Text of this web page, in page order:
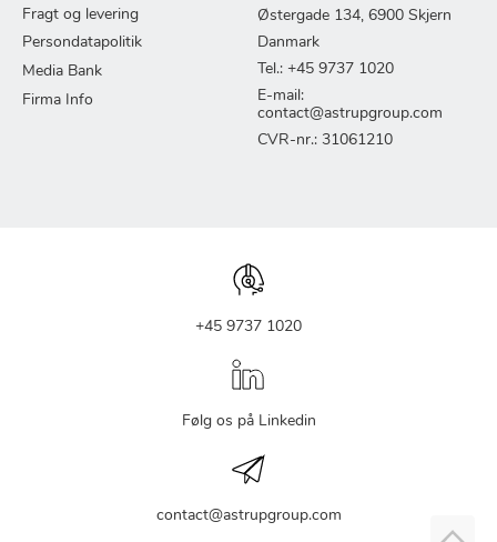
Fragt og levering
Persondatapolitik
Media Bank
Firma Info
Østergade 134, 6900 Skjern
Danmark
Tel.: +45 9737 1020
E-mail:
contact@astrupgroup.com
CVR-nr.: 31061210
+45 9737 1020
Følg os på Linkedin
contact@astrupgroup.com